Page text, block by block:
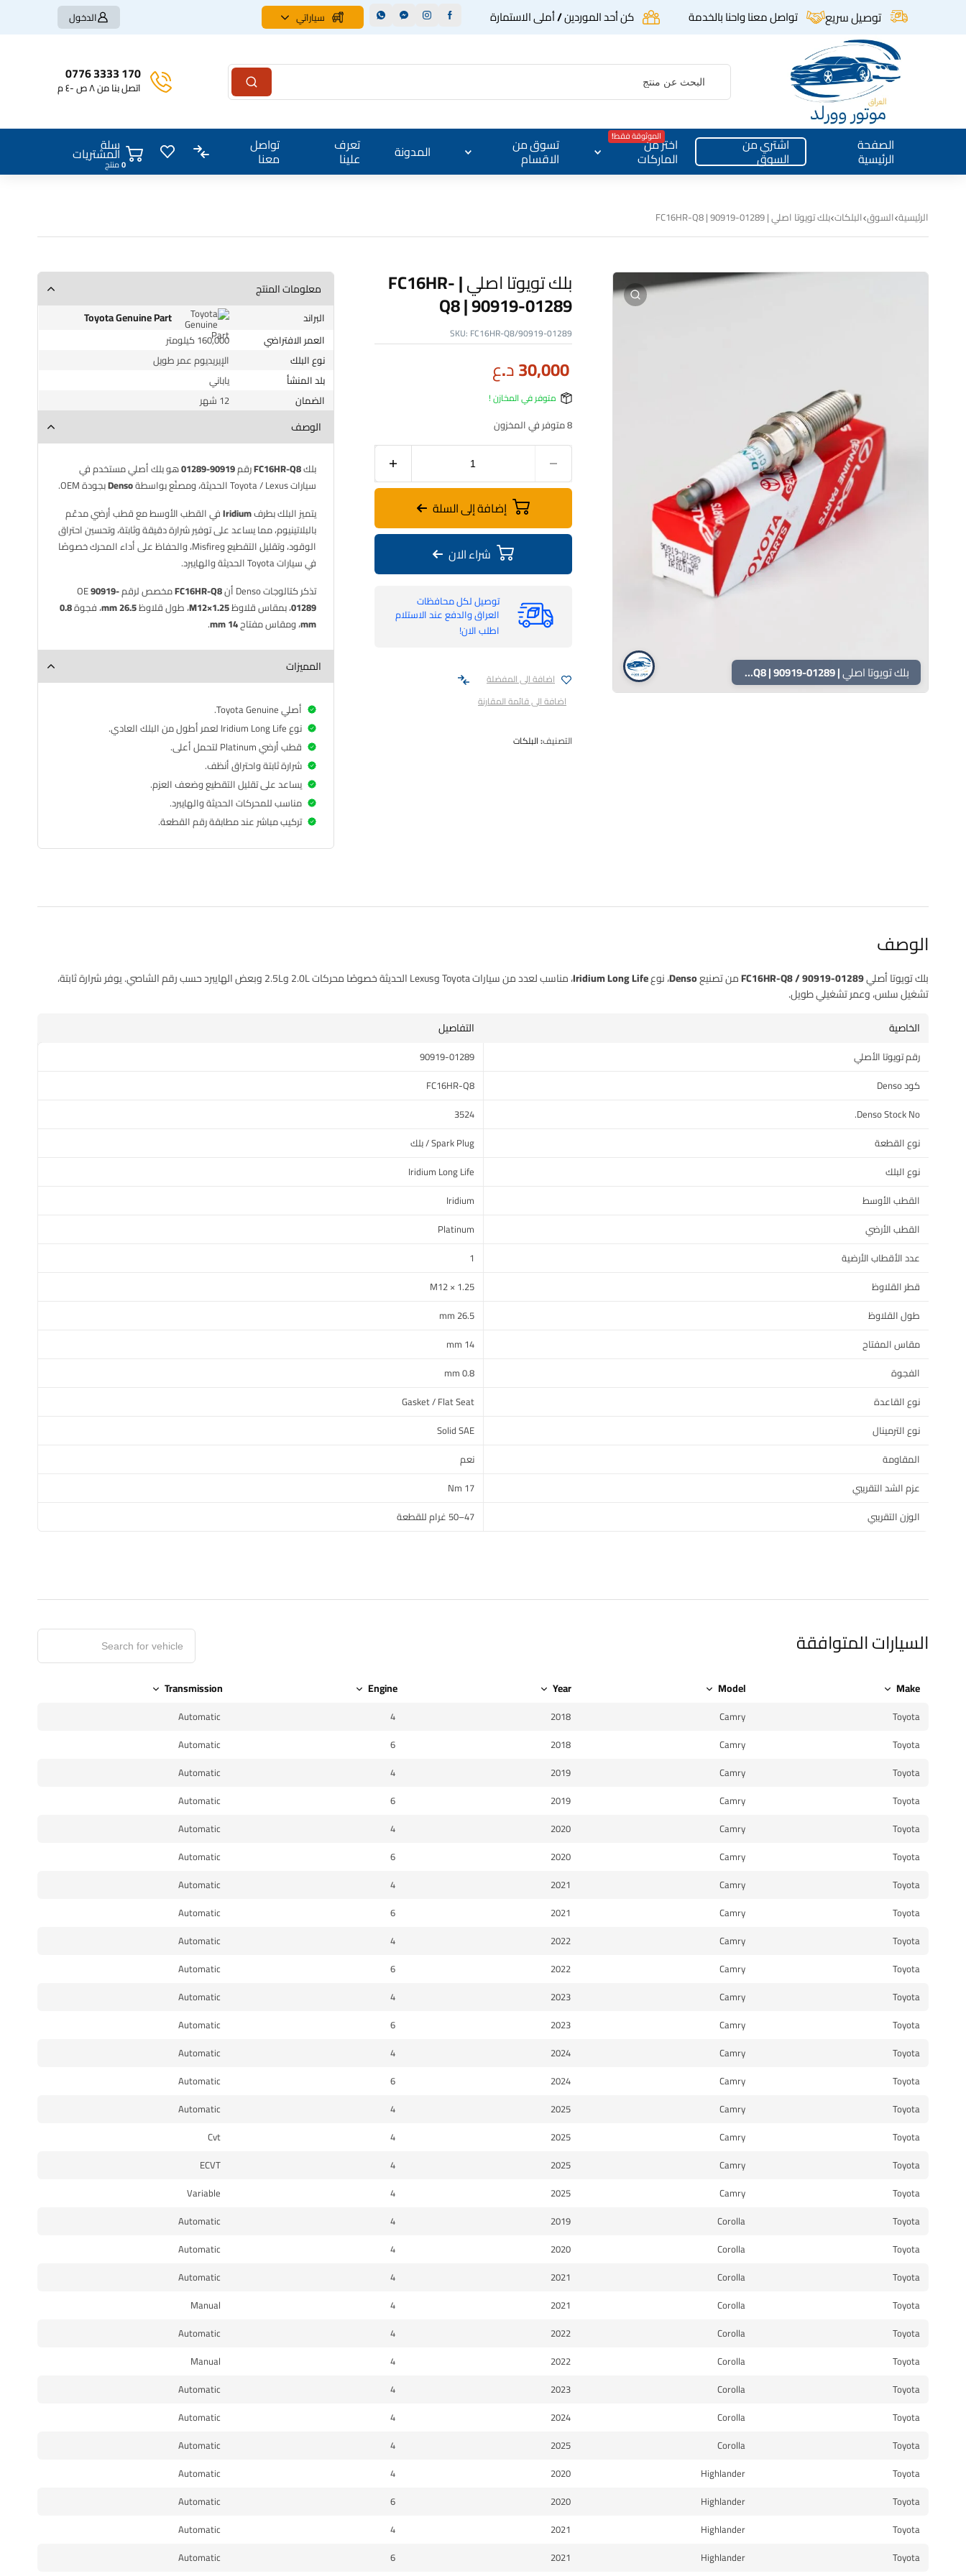
توصيل سريع تواصل معنا واحنا بالخدمة كن أحد الموردين / أملى الاستمارة سياراتي الدخول
170 3333 0776
اتصل بنا من ٨ ص -٤ م
الصفحة
الرئيسية
اشتري من
السوق
اختر من
الماركات
الموثوقة فقط! تسوق من
الاقسام المدونة تعرف
علينا
تواصل
معنا
سلة
المشتريات0منتج
الرئيسية السوق البلكات بلك تويوتا اصلي | FC16HR-Q8 | 90919-01289
بلك تويوتا اصلي | FC16HR-Q8 | 90919-01289
بلك تويوتا اصلي | FC16HR-
Q8 | 90919-01289
SKU: FC16HR-Q8/90919-01289
30,000د.ع
متوفر في المخازن !
8 متوفر في المخزون
إضافة إلى السلة
شراء الان
توصيل لكل محافظات
العراق والدفع عند الاستلام
اطلب الان!
اضافة الى المفضلة
اضافة الى قائمة المقارنة
التصنيف:البلكات
معلومات المنتج
البراند Toyota Genuine Part
العمر الافتراضي
160,000 كيلومتر
نوع البلك
الإيريديوم عمر طويل
بلد المنشأ
ياباني
الضمان
12 شهر
الوصف
بلكFC16HR-Q8رقم90919-01289
هو بلك أصلي مستخدم في
سيارات Toyota / Lexus الحديثة، ومصنّع بواسطة
Densoبجودة OEM.
يتميز البلك بطرفIridiumفي القطب الأوسط مع قطب أرضي مدعّم
بالبلاتينيوم، مما يساعد على توفير شرارة دقيقة وثابتة، وتحسين احتراق
الوقود، وتقليل التقطيع وMisfire، والحفاظ على أداء المحرك خصوصًا
في سيارات Toyota الحديثة والهايبرد.
تذكر كتالوجات Denso أن
FC16HR-Q8مخصص لرقم OE90919-
01289، بمقاس قلاوظM12×1.25، طول قلاوظ26.5 mm ، فجوة0.8
mm، ومقاس مفتاح14 mm
.
المميزات
أصلي Toyota Genuine.
نوع Iridium Long Life لعمر أطول من البلك العادي.
قطب أرضي Platinum لتحمل أعلى.
شرارة ثابتة واحتراق أنظف.
يساعد على تقليل التقطيع وضعف العزم.
مناسب للمحركات الحديثة والهايبرد.
تركيب مباشر عند مطابقة رقم القطعة.
الوصف
بلك تويوتا أصليFC16HR-Q8 / 90919-01289من تصنيعDenso، نوعIridium Long Life
، مناسب لعدد من سيارات Toyota وLexus الحديثة خصوصًا محركات 2.0L و2.5L وبعض الهايبرد حسب رقم الشاصي. يوفر شرارة ثابتة،
تشغيل سلس، وعمر تشغيلي طويل.
الخاصية
التفاصيل
رقم تويوتا الأصلي
90919-01289
كود Denso
FC16HR-Q8
Denso Stock No.
3524
نوع القطعة
Spark Plug / بلك
نوع البلك
Iridium Long Life
القطب الأوسط
Iridium
القطب الأرضي
Platinum
عدد الأقطاب الأرضية
1
قطر القلاوظ
M12 × 1.25
طول القلاوظ
26.5 mm
مقاس المفتاح
14 mm
الفجوة
0.8 mm
نوع القاعدة
Gasket / Flat Seat
نوع الترمينال
Solid SAE
المقاومة
نعم
عزم الشد التقريبي
17 Nm
الوزن التقريبي
47–50 غرام للقطعة
السيارات المتوافقة
Make
Model
Year
Engine
Transmission
Toyota
Camry
2018
4
Automatic
Toyota
Camry
2018
6
Automatic
Toyota
Camry
2019
4
Automatic
Toyota
Camry
2019
6
Automatic
Toyota
Camry
2020
4
Automatic
Toyota
Camry
2020
6
Automatic
Toyota
Camry
2021
4
Automatic
Toyota
Camry
2021
6
Automatic
Toyota
Camry
2022
4
Automatic
Toyota
Camry
2022
6
Automatic
Toyota
Camry
2023
4
Automatic
Toyota
Camry
2023
6
Automatic
Toyota
Camry
2024
4
Automatic
Toyota
Camry
2024
6
Automatic
Toyota
Camry
2025
4
Automatic
Toyota
Camry
2025
4
Cvt
Toyota
Camry
2025
4
ECVT
Toyota
Camry
2025
4
Variable
Toyota
Corolla
2019
4
Automatic
Toyota
Corolla
2020
4
Automatic
Toyota
Corolla
2021
4
Automatic
Toyota
Corolla
2021
4
Manual
Toyota
Corolla
2022
4
Automatic
Toyota
Corolla
2022
4
Manual
Toyota
Corolla
2023
4
Automatic
Toyota
Corolla
2024
4
Automatic
Toyota
Corolla
2025
4
Automatic
Toyota
Highlander
2020
4
Automatic
Toyota
Highlander
2020
6
Automatic
Toyota
Highlander
2021
4
Automatic
Toyota
Highlander
2021
6
Automatic